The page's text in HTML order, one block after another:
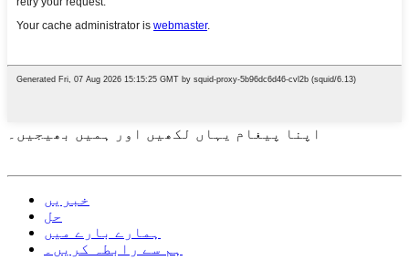
اپنا پیغام یہاں لکھیں اور ہمیں بھیجیں۔
خبریں
حل
ہمارے بارے میں
ہم سے رابطہ کریں۔